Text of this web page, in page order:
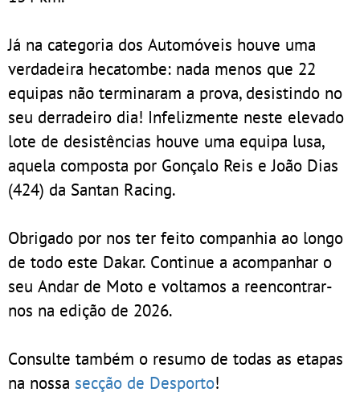
Já na categoria dos Automóveis houve uma
verdadeira hecatombe: nada menos que 22
equipas não terminaram a prova, desistindo no
seu derradeiro dia! Infelizmente neste elevado
lote de desistências houve uma equipa lusa,
aquela composta por Gonçalo Reis e João Dias
(424) da Santan Racing.
Obrigado por nos ter feito companhia ao longo
de todo este Dakar. Continue a acompanhar o
seu Andar de Moto e voltamos a reencontrar-
nos na edição de 2026.
Consulte também o resumo de todas as etapas
na nossa secção de Desporto!